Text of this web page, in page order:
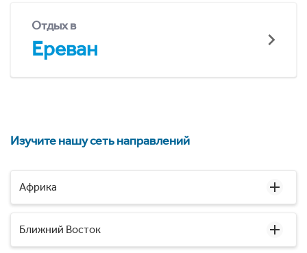
Отдых в
Ереван
Изучите нашу сеть направлений
Африка
Ближний Восток